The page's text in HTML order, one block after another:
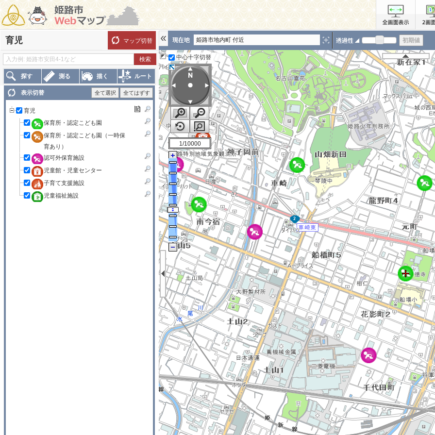
育児 マップ切替
探す 測る 描く ルート
表示切替 全て選択 全てはずす
育児
保育所・認定こども園
保育所・認定こども園（一時保
育あり）
認可外保育施設
児童館・児童センター
子育て支援施設
児童福祉施設
姫路市地内町 付近
中心十字切替
1/10000